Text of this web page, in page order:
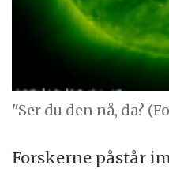
"Ser du den nå, da?
Forskerne påstår